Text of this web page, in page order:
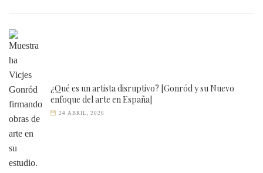
¿Qué es un artista disruptivo? [Gonród y su Nuevo
enfoque del arte en España]
24 ABRIL, 2026